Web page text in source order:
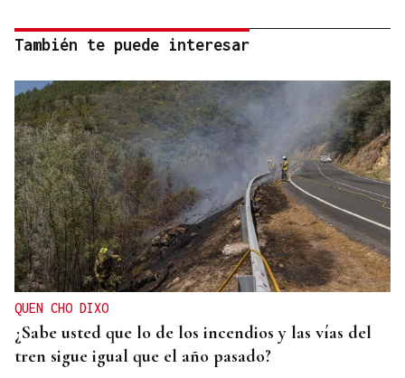
También te puede interesar
QUEN CHO DIXO
¿Sabe usted que lo de los incendios y las vías del
tren sigue igual que el año pasado?